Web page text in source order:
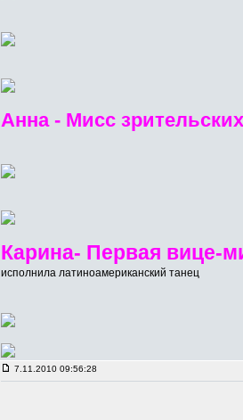
Анна - Мисс
Карина- Первая вице-
исполнила латиноамериканский танец
7.11.2010 09:56:28